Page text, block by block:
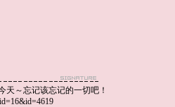
天～忘记该忘记的一切吧！